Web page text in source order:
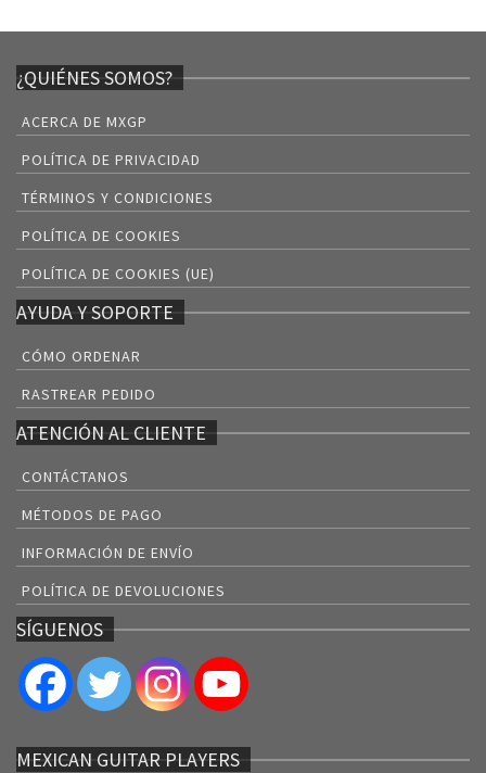
¿QUIÉNES SOMOS?
ACERCA DE MXGP
POLÍTICA DE PRIVACIDAD
TÉRMINOS Y CONDICIONES
POLÍTICA DE COOKIES
POLÍTICA DE COOKIES (UE)
AYUDA Y SOPORTE
CÓMO ORDENAR
RASTREAR PEDIDO
ATENCIÓN AL CLIENTE
CONTÁCTANOS
MÉTODOS DE PAGO
INFORMACIÓN DE ENVÍO
POLÍTICA DE DEVOLUCIONES
SÍGUENOS
MEXICAN GUITAR PLAYERS